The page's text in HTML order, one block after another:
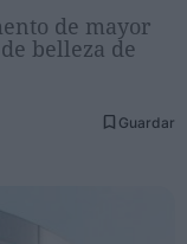
de mayor
belleza de
Guardar